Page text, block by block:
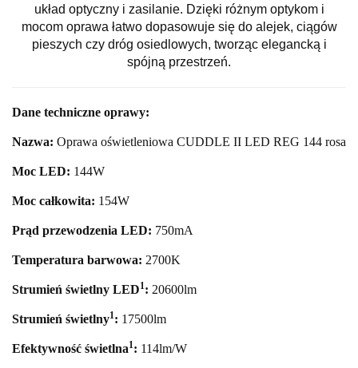
układ optyczny i zasilanie. Dzięki różnym optykom i
mocom oprawa łatwo dopasowuje się do alejek, ciągów
pieszych czy dróg osiedlowych, tworząc elegancką i
spójną przestrzeń.
Dane techniczne oprawy:
Nazwa: Oprawa oświetleniowa CUDDLE II LED REG 144 rosa
Moc LED: 144W
Moc całkowita: 154W
Prąd przewodzenia LED: 750mA
Temperatura barwowa: 2700K
Strumień świetlny LED1 : 20600lm
Strumień świetlny1 : 17500lm
Efektywność świetlna1 : 114lm/W